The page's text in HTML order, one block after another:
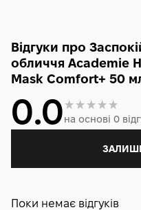
Відгуки про
обличчя Academie
Mask Comfort+ 50
0.0на основі 0
Поки немає відгуків